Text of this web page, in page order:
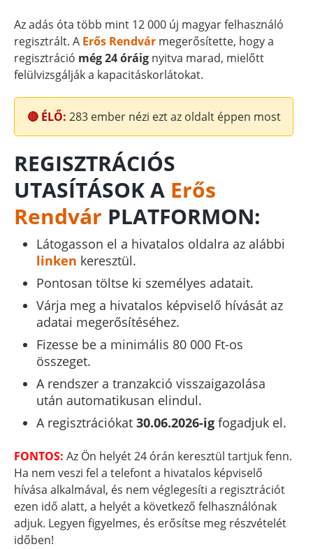
Az adás óta több mint 12 000 új magyar felhasználó
regisztrált. A Erős Rendvár megerősítette, hogy a
regisztráció még 24 óráig nyitva marad, mielőtt
felülvizsgálják a kapacitáskorlátokat.
🔴 ÉLŐ: 283ember nézi ezt az oldalt éppen most
REGISZTRÁCIÓS
UTASÍTÁSOK A Erős
Rendvár PLATFORMON:
Látogasson el a hivatalos oldalra az alábbi
linken keresztül.
Pontosan töltse ki személyes adatait.
Várja meg a hivatalos képviselő hívását az
adatai megerősítéséhez.
Fizesse be a minimális 80 000 Ft-os
összeget.
A rendszer a tranzakció visszaigazolása
után automatikusan elindul.
A regisztrációkat30.06.2026-igfogadjuk el.
FONTOS: Az Ön helyét 24 órán keresztül tartjuk fenn.
Ha nem veszi fel a telefont a hivatalos képviselő
hívása alkalmával, és nem véglegesíti a regisztrációt
ezen idő alatt, a helyét a következő felhasználónak
adjuk. Legyen figyelmes, és erősítse meg részvételét
időben!